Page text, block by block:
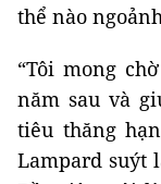
thể nào
“Tôi mong
năm sau và
tiêu thăng
Lampard suýt